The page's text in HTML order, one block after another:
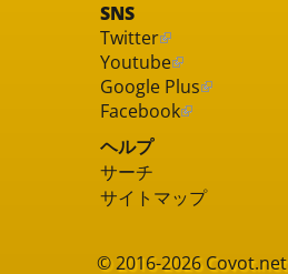
SNS
Twitter
Youtube
Google Plus
Facebook
ヘルプ
サーチ
サイトマップ
© 2016-2026Covot.net